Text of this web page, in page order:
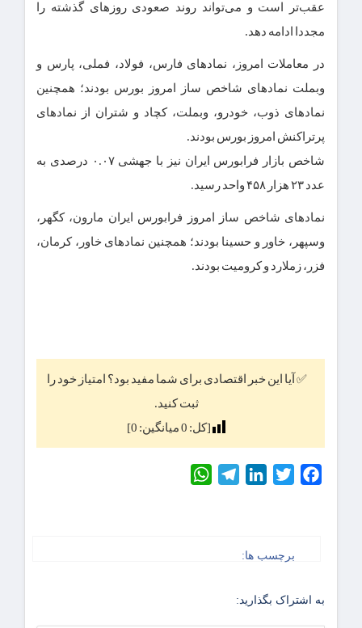
عقب‌تر است و می‌تواند روند صعودی روز‌های گذشته را
مجددا ادامه دهد.
در معاملات امروز، نماد‌های فارس، فولاد، فملی، پارس و
وبملت نماد‌های شاخص ساز امروز بورس بودند؛ همچنین
نماد‌های ذوب، خودرو، وبملت، کچاد و شتران از نماد‌های
پرتراکنش امروز بورس بودند.
شاخص بازار فرابورس ایران نیز با جهشی ۰.۰۷ درصدی به
عدد ۲۳ هزار ۴۵۸ واحد رسید.
نماد‌های شاخص ساز امروز فرابورس ایران مارون، کگهر،
وسپهر، خاور و حسینا بودند؛ همچنین نماد‌های خاور، کرمان،
فزر، زملارد و کرومیت بودند.
✅ آیا این خبر اقتصادی برای شما مفید بود؟ امتیاز خود را
ثبت کنید.
[کل: 0میانگین: 0
]
Facebook
Twitter
LinkedIn
Telegram
برچسب ها:
به اشتراک بگذارید: